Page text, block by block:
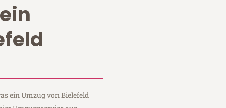
ein Umzug von Bielefeld